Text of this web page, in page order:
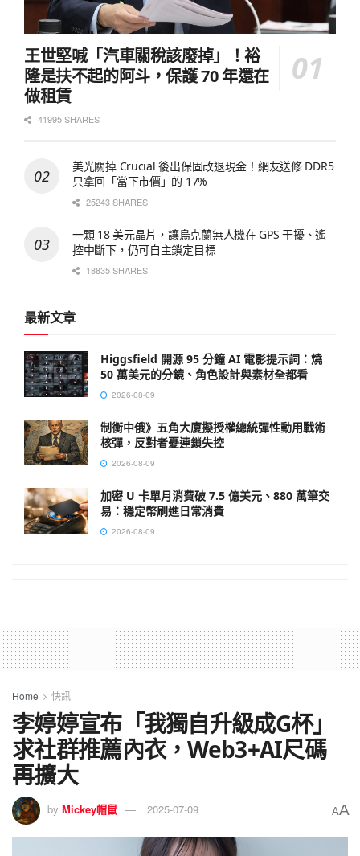
王世堅喊「汽車關稅該廢掉」！裕
隆是扶不起的阿斗，保護 70 年還在
做租賃
41995 SHARES
美光關掉 Crucial 後出保固改退現金！網友送修 DDR5
只拿回「當下市價」的 17%
25243 SHARES
一顆 18 美元晶片，讓烏克蘭無人機在 GPS 干擾、遙
控中斷下，仍可自主鎖定目標
18835 SHARES
最新文章
Higgsfield 開源 95 分鐘 AI 電影提示詞：燒
50 萬美元的分鏡、角色設計與素材全都看
2026-08-09
制衡中俄》五角大廈擬授權總統彈性動用戰術
核彈，反對者憂連鎖失控
2026-08-09
加密 U 卡單月消費破 7.5 億美元、880 萬筆交
易：穩定幣刷進日常消費
2026-08-09
Home 快訊
李婷婷宣布「我獨自升級成G杯」
求社群推薦內衣，Web3+AI尺碼
再擴大
by Mickey帽鼠 2025-07-09 AA